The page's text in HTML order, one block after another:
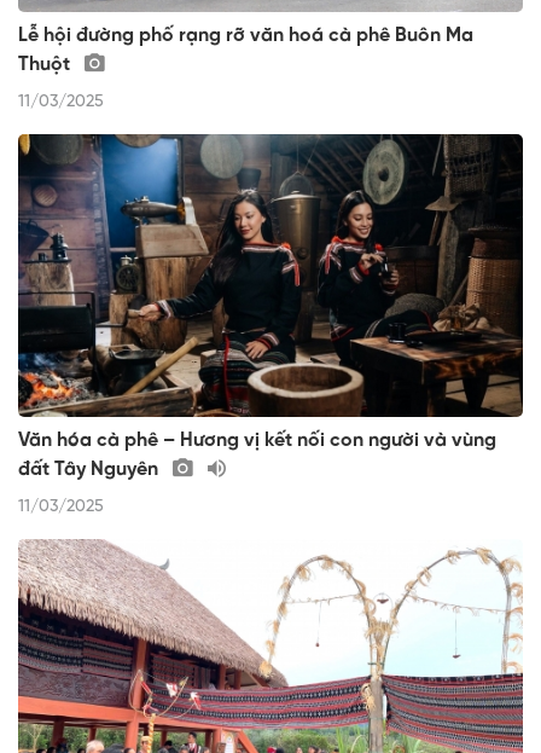
Lễ hội đường phố rạng rỡ văn hoá cà phê Buôn Ma
Thuột
11/03/2025
Văn hóa cà phê – Hương vị kết nối con người và vùng
đất Tây Nguyên
11/03/2025